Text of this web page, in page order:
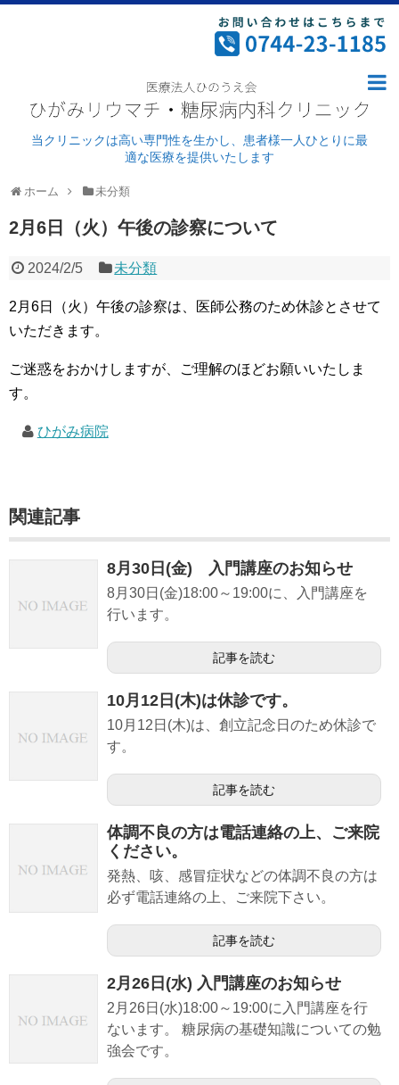
当クリニックは高い専門性を生かし、患者様一人ひとりに最
適な医療を提供いたします
ホーム 未分類
2月6日（火）午後の診察について
2024/2/5 未分類
2月6日（火）午後の診察は、医師公務のため休診とさせて
いただきます。
ご迷惑をおかけしますが、ご理解のほどお願いいたしま
す。
ひがみ病院
関連記事
8月30日(金) 入門講座のお知らせ
8月30日(金)18:00～19:00に、入門講座を
行います。
記事を読む
10月12日(木)は休診です。
10月12日(木)は、創立記念日のため休診で
す。
記事を読む
体調不良の方は電話連絡の上、ご来院
ください。
発熱、咳、感冒症状などの体調不良の方は
必ず電話連絡の上、ご来院下さい。
記事を読む
2月26日(水) 入門講座のお知らせ
2月26日(水)18:00～19:00に入門講座を行
ないます。 糖尿病の基礎知識についての勉
強会です。
病院案内
病院紹介
施設基準及び加算について
リウマチ科
糖尿病
治験